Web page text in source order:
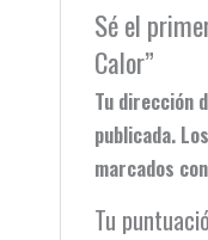
Sé el
Calor”
Tu dirección
publicada.
marcados con
Tu